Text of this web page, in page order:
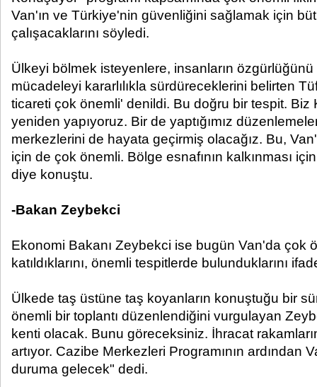
Van'ın ve Türkiye'nin güvenliğini sağlamak için
çalışacaklarını söyledi.
Ülkeyi bölmek isteyenlere, insanların özgürlüğünü
mücadeleyi kararlılıkla sürdüreceklerini belirten
ticareti çok önemli' denildi. Bu doğru bir tespit. Biz
yeniden yapıyoruz. Bir de yaptığımız
merkezlerini de hayata geçirmiş olacağız. Bu,
için de çok önemli. Bölge esnafının kalkınması
diye konuştu.
-Bakan Zeybekci
Ekonomi Bakanı Zeybekci ise bugün Van'da çok
katıldıklarını, önemli tespitlerde bulunduklarını
Ülkede taş üstüne taş koyanların konuştuğu bir
önemli bir toplantı düzenlendiğini vurgulayan
kenti olacak. Bunu göreceksiniz. İhracat
artıyor. Cazibe Merkezleri Programının ardından
duruma gelecek" dedi.